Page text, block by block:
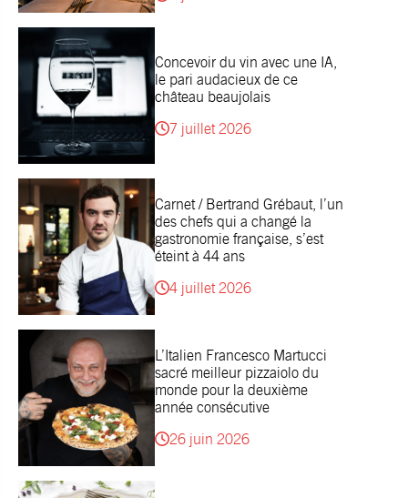
Concevoir du vin avec une IA,
le pari audacieux de ce
château beaujolais
7 juillet 2026
Carnet / Bertrand Grébaut, l’un
des chefs qui a changé la
gastronomie française, s’est
éteint à 44 ans
4 juillet 2026
L’Italien Francesco Martucci
sacré meilleur pizzaiolo du
monde pour la deuxième
année consécutive
26 juin 2026